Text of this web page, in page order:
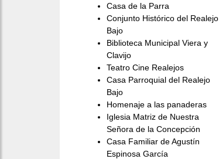
Casa de la Parra
Conjunto Histórico del Realejo
Bajo
Biblioteca Municipal Viera y
Clavijo
Teatro Cine Realejos
Casa Parroquial del Realejo
Bajo
Homenaje a las panaderas
Iglesia Matriz de Nuestra
Señora de la Concepción
Casa Familiar de Agustín
Espinosa García